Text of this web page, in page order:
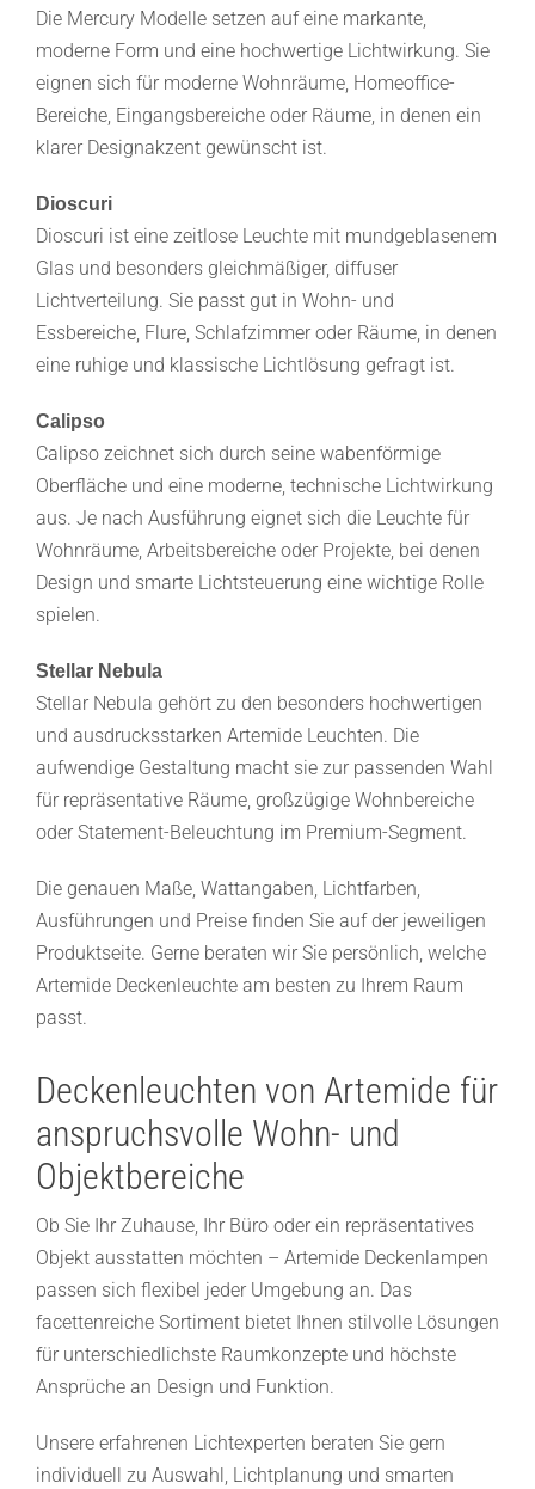
Die Mercury Modelle setzen auf eine markante,
moderne Form und eine hochwertige Lichtwirkung. Sie
eignen sich für moderne Wohnräume, Homeoffice-
Bereiche, Eingangsbereiche oder Räume, in denen ein
klarer Designakzent gewünscht ist.
Dioscuri
Dioscuri ist eine zeitlose Leuchte mit mundgeblasenem
Glas und besonders gleichmäßiger, diffuser
Lichtverteilung. Sie passt gut in Wohn- und
Essbereiche, Flure, Schlafzimmer oder Räume, in denen
eine ruhige und klassische Lichtlösung gefragt ist.
Calipso
Calipso zeichnet sich durch seine wabenförmige
Oberfläche und eine moderne, technische Lichtwirkung
aus. Je nach Ausführung eignet sich die Leuchte für
Wohnräume, Arbeitsbereiche oder Projekte, bei denen
Design und smarte Lichtsteuerung eine wichtige Rolle
spielen.
Stellar Nebula
Stellar Nebula gehört zu den besonders hochwertigen
und ausdrucksstarken Artemide Leuchten. Die
aufwendige Gestaltung macht sie zur passenden Wahl
für repräsentative Räume, großzügige Wohnbereiche
oder Statement-Beleuchtung im Premium-Segment.
Die genauen Maße, Wattangaben, Lichtfarben,
Ausführungen und Preise finden Sie auf der jeweiligen
Produktseite. Gerne beraten wir Sie persönlich, welche
Artemide Deckenleuchte am besten zu Ihrem Raum
passt.
Deckenleuchten von Artemide für
anspruchsvolle Wohn- und
Objektbereiche
Ob Sie Ihr Zuhause, Ihr Büro oder ein repräsentatives
Objekt ausstatten möchten – Artemide Deckenlampen
passen sich flexibel jeder Umgebung an. Das
facettenreiche Sortiment bietet Ihnen stilvolle Lösungen
für unterschiedlichste Raumkonzepte und höchste
Ansprüche an Design und Funktion.
Unsere erfahrenen Lichtexperten beraten Sie gern
individuell zu Auswahl, Lichtplanung und smarten